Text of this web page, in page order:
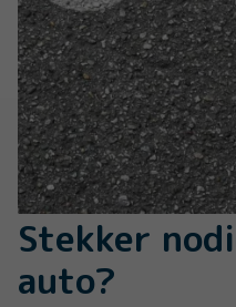
Stekker
auto?